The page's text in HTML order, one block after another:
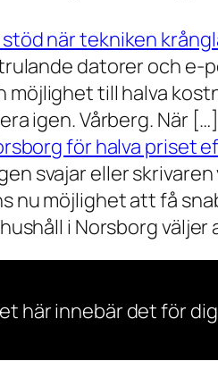
när tekniken
datorer och
möjlighet till halva
igen. Vårberg. När […]
för halva priset
svajar eller
nu möjlighet att få
i Norsborg
här innebär det för